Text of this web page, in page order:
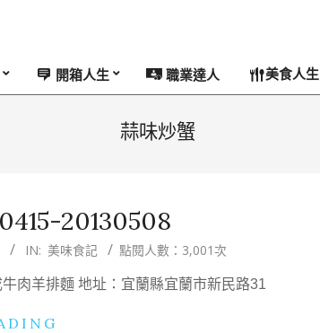
開箱人生 職業達人 美食人生
蒜味炒蟹
20130508
IN: 美味食記 點閱人數：3,001次
肉羊排麵 地址：宜蘭縣宜蘭市新民路31